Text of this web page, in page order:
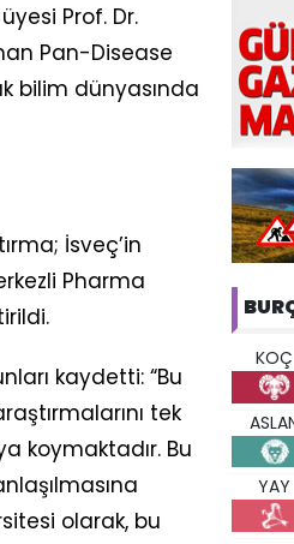
Prof. Dr.
Pan-Disease
bilim dünyasında
İsveç’in
Pharma
kaydetti: “Bu
tek
koymaktadır. Bu
olarak, bu
KOÇ
YAY